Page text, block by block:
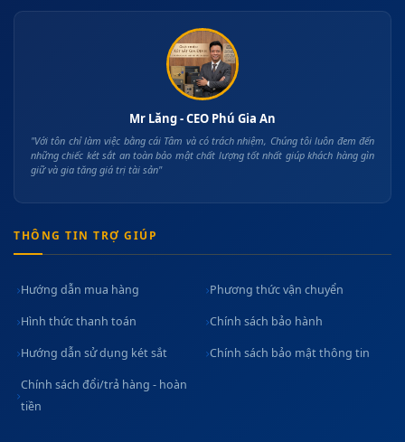
Mr Lăng - CEO Phú Gia An
"Với tôn chỉ làm việc bằng cái Tâm và có trách nhiệm, Chúng tôi luôn đem đến
những chiếc két sắt an toàn bảo mật chất lượng tốt nhất giúp khách hàng gìn
giữ và gia tăng giá trị tài sản"
THÔNG TIN TRỢ GIÚP
Hướng dẫn mua hàng Phương thức vận chuyển
Hình thức thanh toán Chính sách bảo hành
Hướng dẫn sử dụng két sắt Chính sách bảo mật thông tin
Chính sách đổi/trả hàng - hoàn
tiền